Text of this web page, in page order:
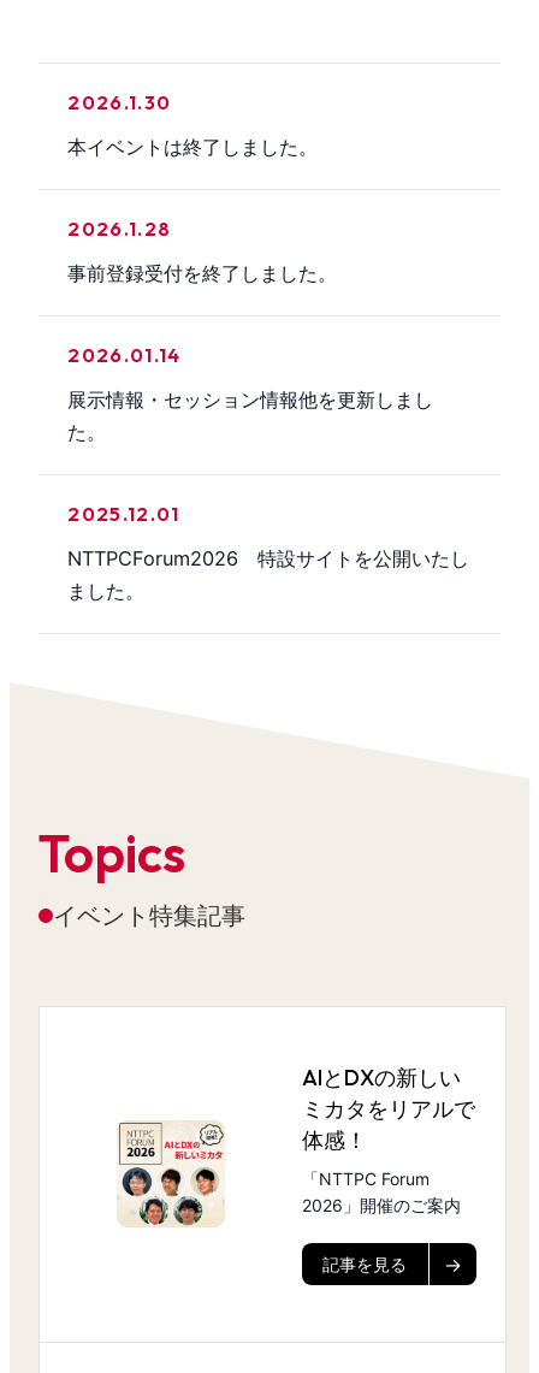
2026.1.30
本イベントは終了しました。
2026.1.28
事前登録受付を終了しました。
2026.01.14
展示情報・セッション情報他を更新しまし
た。
2025.12.01
NTTPCForum2026 特設サイトを公開いたし
ました。
Topics
イベント特集記事
AIとDXの新しい
ミカタをリアルで
体感！
「NTTPC Forum
2026」開催のご案内
記事を見る